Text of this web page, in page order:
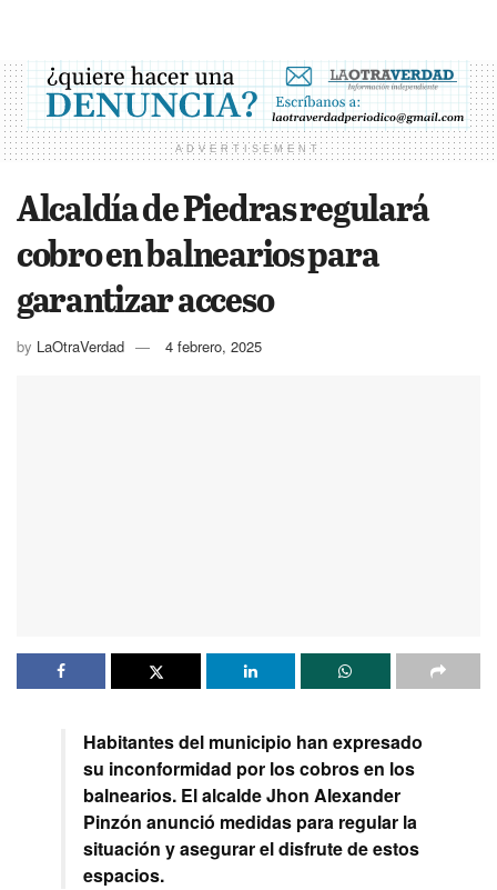
ADVERTISEMENT
Alcaldía de Piedras regulará
cobro en balnearios para
garantizar acceso
by LaOtraVerdad 4 febrero, 2025
Habitantes del municipio han expresado
su inconformidad por los cobros en los
balnearios. El alcalde Jhon Alexander
Pinzón anunció medidas para regular la
situación y asegurar el disfrute de estos
espacios.